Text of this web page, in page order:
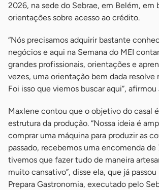
2026, na sede do Sebrae, em Belém, em
orientações sobre acesso ao crédito.
“Nós precisamos adquirir bastante
negócios e aqui na Semana do MEI
grandes profissionais, orientações e
vezes, uma orientação bem dada resolve
Foi isso que viemos buscar aqui”,
Maxlene contou que o objetivo do casal
estrutura da produção. “Nossa ideia é
comprar uma máquina para produzir as
passado, recebemos uma encomenda
tivemos que fazer tudo de maneira
muito cansativo”, disse ela, que já
Prepara Gastronomia, executado pelo